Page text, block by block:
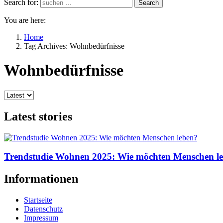
Search for:
Search
You are here:
Home
Tag Archives: Wohnbedürfnisse
Wohnbedürfnisse
Latest stories
Trendstudie Wohnen 2025: Wie möchten Menschen
Informationen
Startseite
Datenschutz
Impressum